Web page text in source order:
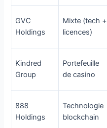
GVC
Holdings
Mixte (tech +
licences)
Kindred
Group
Portefeuille
de casino
888
Holdings
Technologie
blockchain